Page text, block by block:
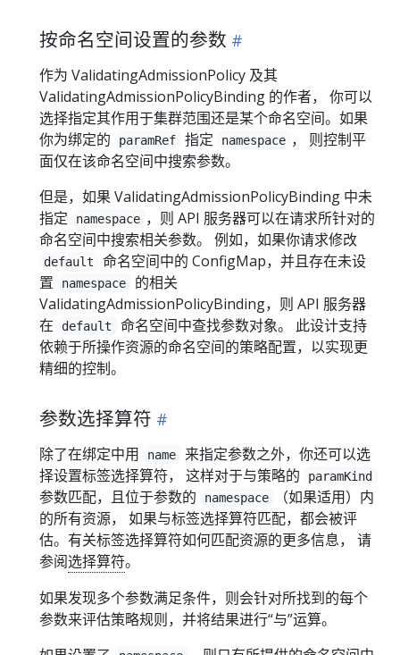
按命名空间设置的参数
作为 ValidatingAdmissionPolicy 及其
ValidatingAdmissionPolicyBinding 的作者， 你可以
选择指定其作用于集群范围还是某个命名空间。如果
你为绑定的
paramRef 指定 namespace ， 则控制平
面仅在该命名空间中搜索参数。
但是，如果 ValidatingAdmissionPolicyBinding 中未
指定
namespace ，则 API 服务器可以在请求所针对的
命名空间中搜索相关参数。 例如，如果你请求修改
default
命名空间中的 ConfigMap，并且存在未设
置
namespace
的相关
ValidatingAdmissionPolicyBinding，则 API 服务器
在
default
命名空间中查找参数对象。 此设计支持
依赖于所操作资源的命名空间的策略配置，以实现更
精细的控制。
参数选择算符
除了在绑定中用 name
来指定参数之外，你还可以选
择设置标签选择算符， 这样对于与策略的
paramKind
参数匹配，且位于参数的 namespace
（如果适用）内
的所有资源， 如果与标签选择算符匹配，都会被评
估。有关标签选择算符如何匹配资源的更多信息， 请
参阅选择算符。
如果发现多个参数满足条件，则会针对所找到的每个
参数来评估策略规则，并将结果进行“与”运算。